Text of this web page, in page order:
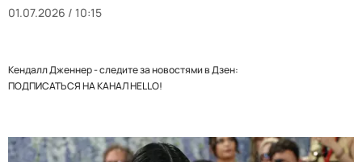
01.07.2026 / 10:15
Кендалл Дженнер - следите за новостями в Дзен:
ПОДПИСАТЬСЯ НА КАНАЛ HELLO!